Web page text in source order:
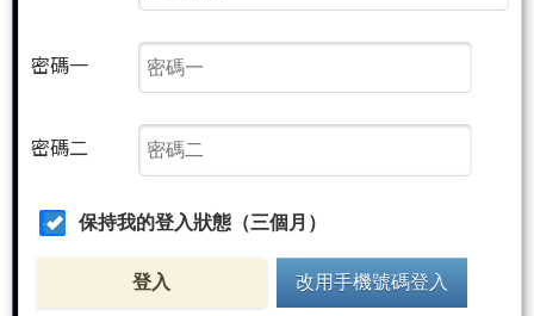
密碼一
密碼二
保持我的登入狀態（三個月）
登入 改用手機號碼登入